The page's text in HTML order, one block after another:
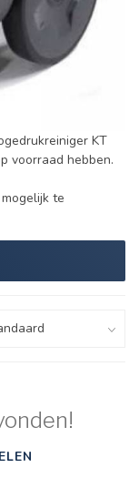
KT
voorraad hebben.
te